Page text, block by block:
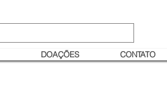
DOAÇÕES CONTATO